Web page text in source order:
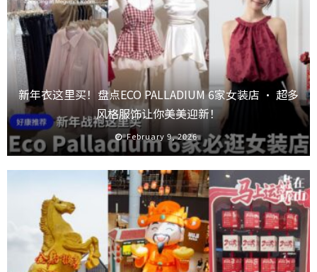
新年衣这里买！盘点ECO PALLADIUM 6家女装店 · 超多
风格服饰让你美美迎新！
February 9, 2026